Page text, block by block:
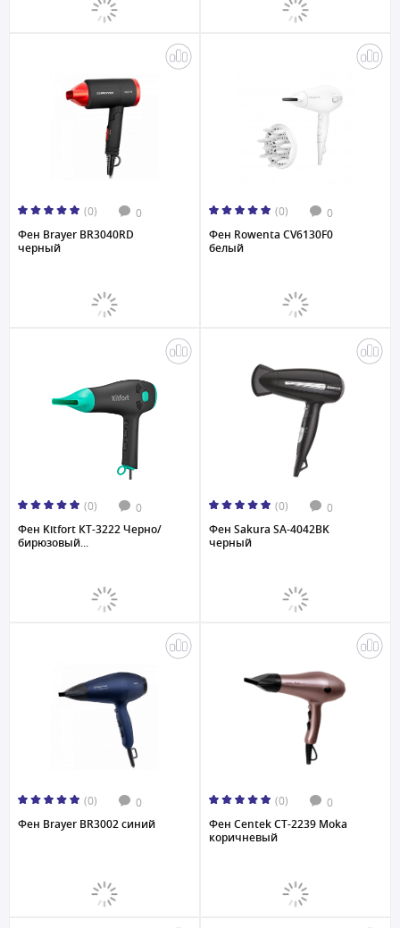
(0) 0
Фен Brayer BR3040RD
черный
(0) 0
Фен Rowenta CV6130F0
белый
(0) 0
Фен Kitfort КТ-3222 Черно/
бирюзовый...
(0) 0
Фен Sakura SA-4042BK
черный
(0) 0
Фен Brayer BR3002 синий
(0) 0
Фен Centek CT-2239 Moka
коричневый